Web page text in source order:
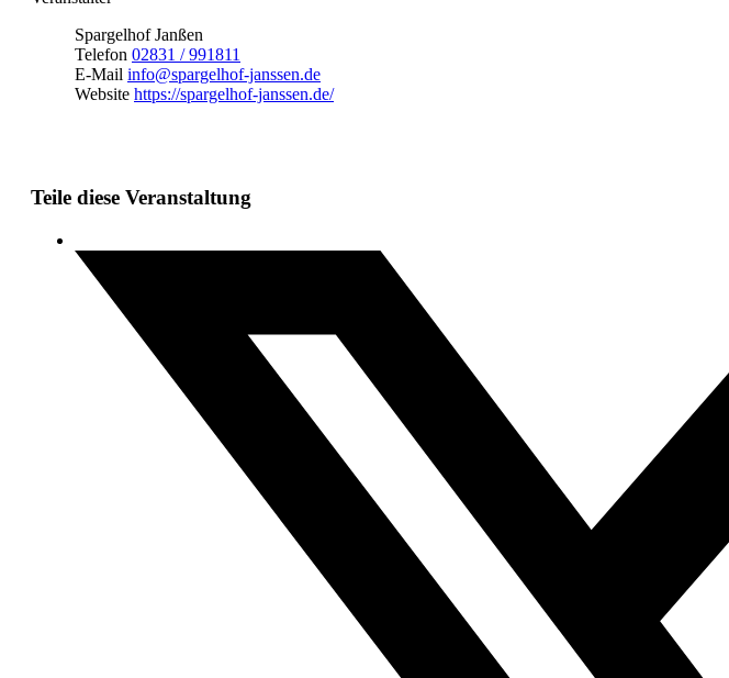
Spargelhof Janßen
Telefon 02831 / 991811
E-Mail info@spargelhof-janssen.de
Website https://spargelhof-janssen.de/
Teile diese Veranstaltung